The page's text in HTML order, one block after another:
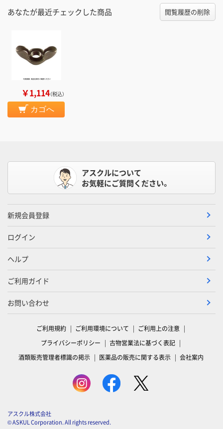
あなたが最近チェックした商品 閲覧履歴の削除
￥1,114（税込）
カゴへ
アスクルについて
お気軽にご質問ください。
新規会員登録
ログイン
ヘルプ
ご利用ガイド
お問い合わせ
ご利用規約 ご利用環境について
ご利用上の注意
プライバシーポリシー
古物営業法に基づく表記
酒類販売管理者標識の掲示
医薬品の販売に関する表示 会社案内
アスクル株式会社
© ASKUL Corporation. All rights reserved.